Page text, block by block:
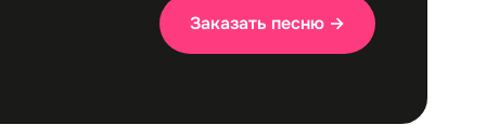
Заказать песню →